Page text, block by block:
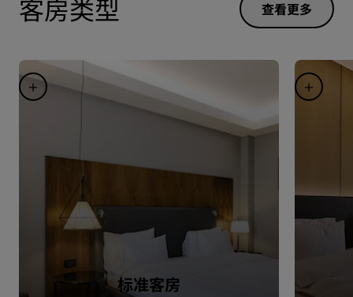
客房类型 查看更多
标准客房